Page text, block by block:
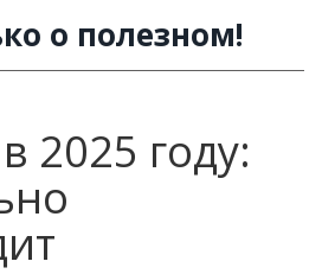
о полезном!
2025 году: